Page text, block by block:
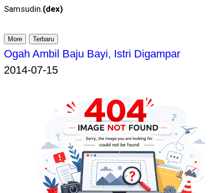
Samsudin.(dex)
More Terbaru
Ogah Ambil Baju Bayi, Istri Digampar
2014-07-15